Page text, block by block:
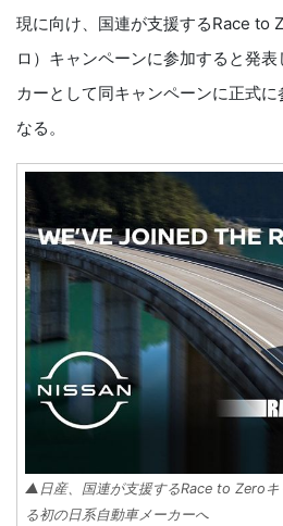
現に向け、国連が支援するRace to
ロ）キャンペーンに参加すると発
カーとして同キャンペーンに正式
なる。
▲日産、国連が支援するRace to Zeroキ
る初の日系自動車メーカーへ